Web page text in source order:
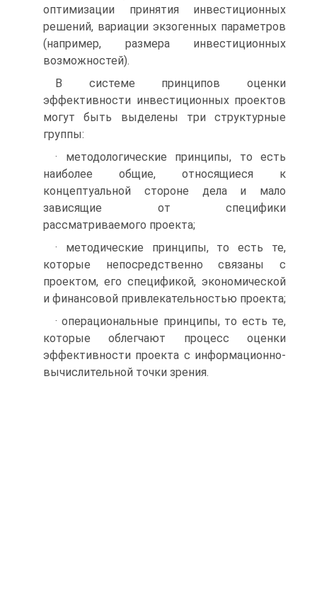
оптимизации принятия инвестиционных
решений, вариации экзогенных параметров
(например, размера инвестиционных
возможностей).
В системе принципов оценки
эффективности инвестиционных проектов
могут быть выделены три структурные
группы:
· методологические принципы, то есть
наиболее общие, относящиеся к
концептуальной стороне дела и мало
зависящие от специфики
рассматриваемого проекта;
· методические принципы, то есть те,
которые непосредственно связаны с
проектом, его спецификой, экономической
и финансовой привлекательностью проекта;
· операциональные принципы, то есть те,
которые облегчают процесс оценки
эффективности проекта с информационно-
вычислительной точки зрения.